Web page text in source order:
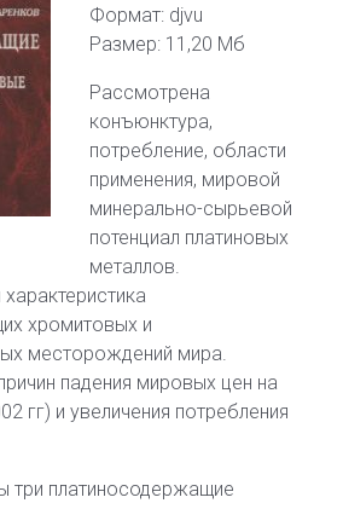
Формат: djvu
Размер: 11,20 Мб
Рассмотрена
конъюнктура,
потребление, области
применения, мировой
минерально-сырьевой
потенциал платиновых
металлов.
хромитовых и
месторождений мира.
падения мировых цен на
гг) и увеличения потребления
три платиносодержащие